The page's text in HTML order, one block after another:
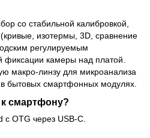
со стабильной калибровкой,
изотермы, 3D, сравнение
регулируемым
камеры над платой.
макро-линзу для микроанализа
бытовых смартфонных модулях.
смартфону?
с OTG через USB-C.